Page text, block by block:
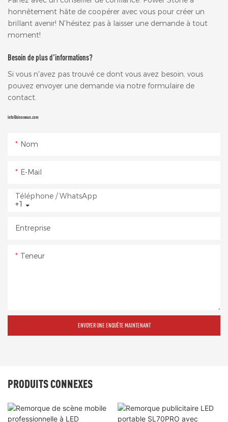
honnêtement hâte de coopérer avec vous pour créer un
brillant avenir! N'hésitez pas à laisser une demande à tout
moment!
Besoin de plus d'informations?
Si vous n'avez pas trouvé ce dont vous avez besoin, vous
pouvez envoyer une demande via notre formulaire de
contact.
info@sinoswan.com
Nom
E-Mail
+1
Téléphone / WhatsApp
Entreprise
Teneur
ENVOYER UNE ENQUÊTE MAINTENANT
PRODUITS CONNEXES